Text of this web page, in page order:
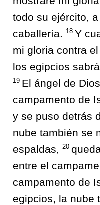
todo su ejército,
caballería.
18 Y
mi gloria contra
los egipcios
19 El ángel de
campamento de
y se puso detrás
nube también se
espaldas,
20
entre el
campamento de
egipcios, la nube